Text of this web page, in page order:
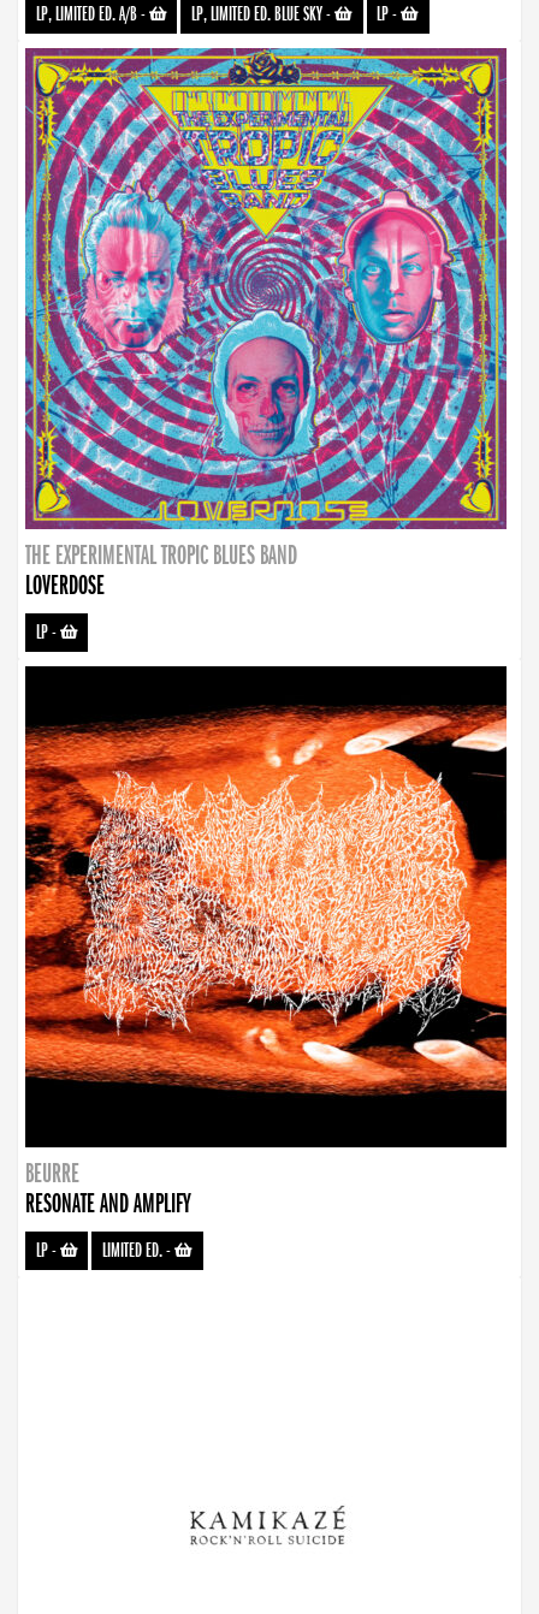
LP, LIMITED ED. A/B- LP, LIMITED ED. BLUE SKY- LP-
THE EXPERIMENTAL TROPIC BLUES BAND
LOVERDOSE
LP-
BEURRE
RESONATE AND AMPLIFY
LP- LIMITED ED.-